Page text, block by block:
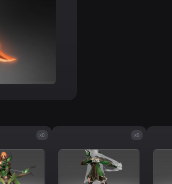
x0 x0